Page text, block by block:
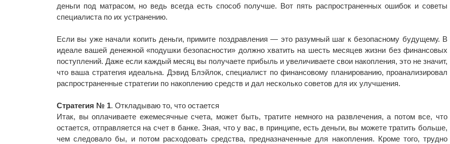
деньги под матрасом, но ведь всегда есть способ получше. Вот пять распространенных ошибок и советы
специалиста по их устранению.
Если вы уже начали копить деньги, примите поздравления — это разумный шаг к безопасному будущему. В
идеале вашей денежной «подушки безопасности» должно хватить на шесть месяцев жизни без финансовых
поступлений. Даже если каждый месяц вы получаете прибыль и увеличиваете свои накопления, это не значит,
что ваша стратегия идеальна. Дэвид Блэйлок, специалист по финансовому планированию, проанализировал
распространенные стратегии по накоплению средств и дал несколько советов для их улучшения.
Стратегия № 1. Откладываю то, что остается
Итак, вы оплачиваете ежемесячные счета, может быть, тратите немного на развлечения, а потом все, что
остается, отправляется на счет в банке. Зная, что у вас, в принципе, есть деньги, вы можете тратить больше,
чем следовало бы, и потом расходовать средства, предназначенные для накопления. Кроме того, трудно